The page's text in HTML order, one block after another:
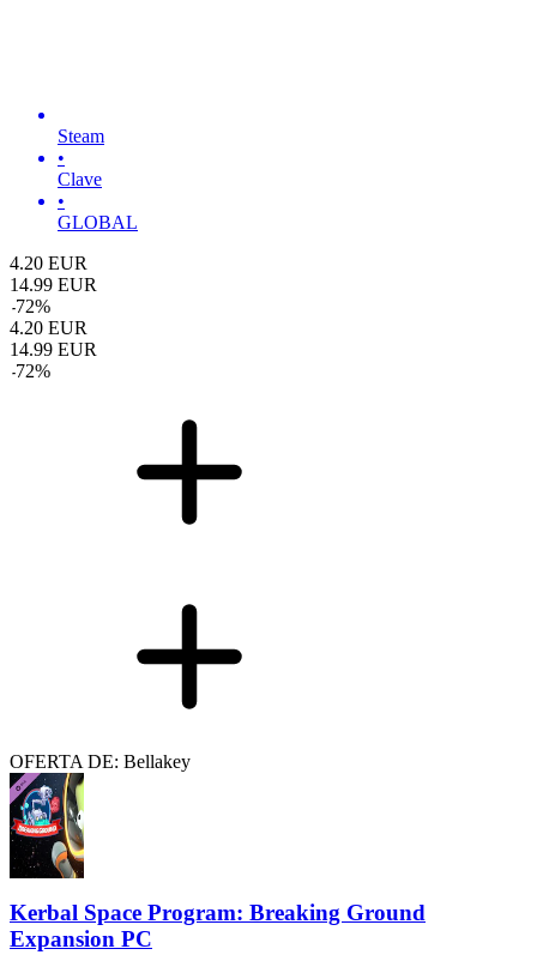
Steam
•
Clave
•
GLOBAL
4.20 EUR
14.99 EUR
-72%
4.20 EUR
14.99 EUR
-72%
OFERTA DE: Bellakey
Kerbal Space Program: Breaking Ground
Expansion PC